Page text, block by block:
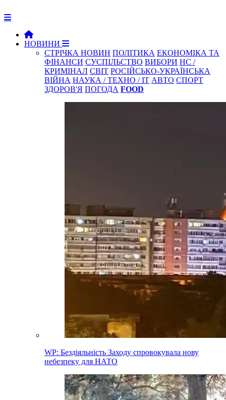
НОВИНИ
СТРІЧКА НОВИН ПОЛІТИКА ЕКОНОМІКА ТА
ФІНАНСИ СУСПІЛЬСТВО ВИБОРИ НС /
КРИМІНАЛ СВІТ РОСІЙСЬКО-УКРАЇНСЬКА
ВІЙНА НАУКА / ТЕХНО / IT АВТО СПОРТ
ЗДОРОВ'Я ПОГОДА FOOD
WP: Бездіяльність Заходу спровокувала нову
небезпеку для НАТО